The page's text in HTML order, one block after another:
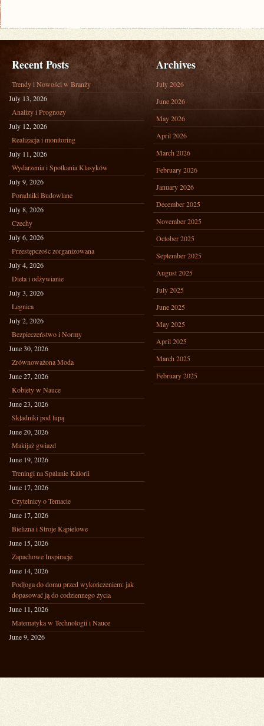
Recent Posts
Trendy i Nowości w Branży
July 13, 2026
Analizy i Prognozy
July 12, 2026
Realizacja i monitoring
July 11, 2026
Wydarzenia i Spotkania Klasyków
July 9, 2026
Poradniki Budowlane
July 8, 2026
Czechy
July 6, 2026
Przestępczośc zorganizowana
July 4, 2026
Dieta i odżywianie
July 3, 2026
Legnica
July 2, 2026
Bezpieczeństwo i Normy
June 30, 2026
Zrównoważona Moda
June 27, 2026
Kobiety w Nauce
June 23, 2026
Składniki pod lupą
June 20, 2026
Makijaż gwiazd
June 19, 2026
Treningi na Spalanie Kalorii
June 17, 2026
Czytelnicy o Temacie
June 17, 2026
Bielizna i Stroje Kąpielowe
June 15, 2026
Zapachowe Inspiracje
June 14, 2026
Podłoga do domu przed wykończeniem: jak
dopasować ją do codziennego życia
June 11, 2026
Matematyka w Technologii i Nauce
June 9, 2026
Archives
July 2026
June 2026
May 2026
April 2026
March 2026
February 2026
January 2026
December 2025
November 2025
October 2025
September 2025
August 2025
July 2025
June 2025
May 2025
April 2025
March 2025
February 2025